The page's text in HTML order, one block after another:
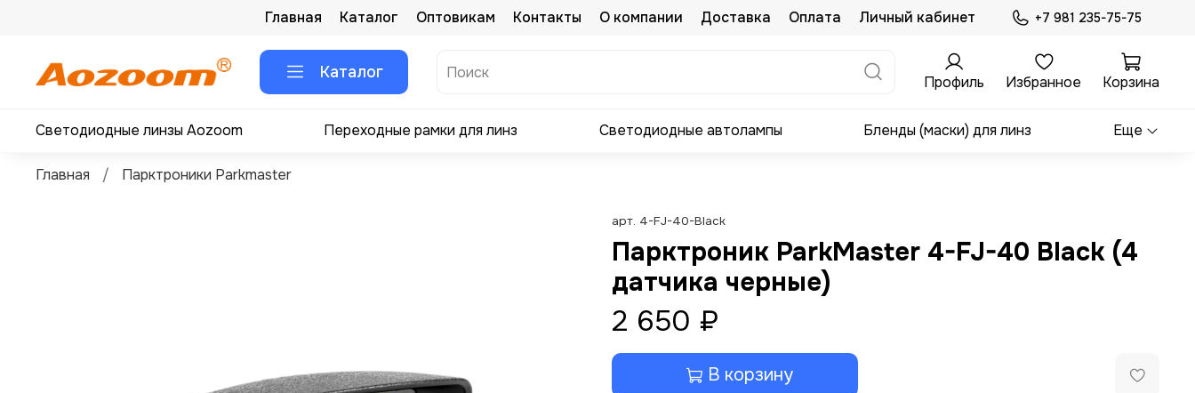
Главная Каталог Оптовикам Контакты О компании Доставка Оплата Личный кабинет +7 981 235-75-75
Каталог Профиль Избранное Корзина
Светодиодные линзы Aozoom Переходные рамки для линз Светодиодные автолампы Бленды (маски) для линз Еще
Главная Парктроники Parkmaster
арт. 4-FJ-40-Black
Парктроник ParkMaster 4-FJ-40 Black (4
датчика черные)
2 650 ₽
В корзину